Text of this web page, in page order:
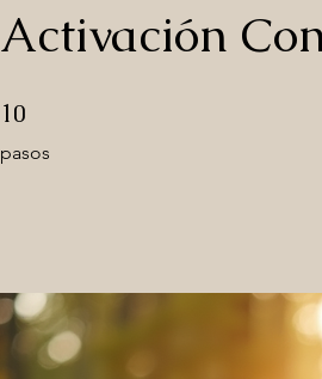
Activación
10
pasos
10 pasos